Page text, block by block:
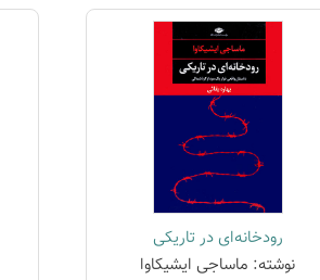
رودخانه‌ای در تاریکی
نوشته: ماساجی ایشیکاوا